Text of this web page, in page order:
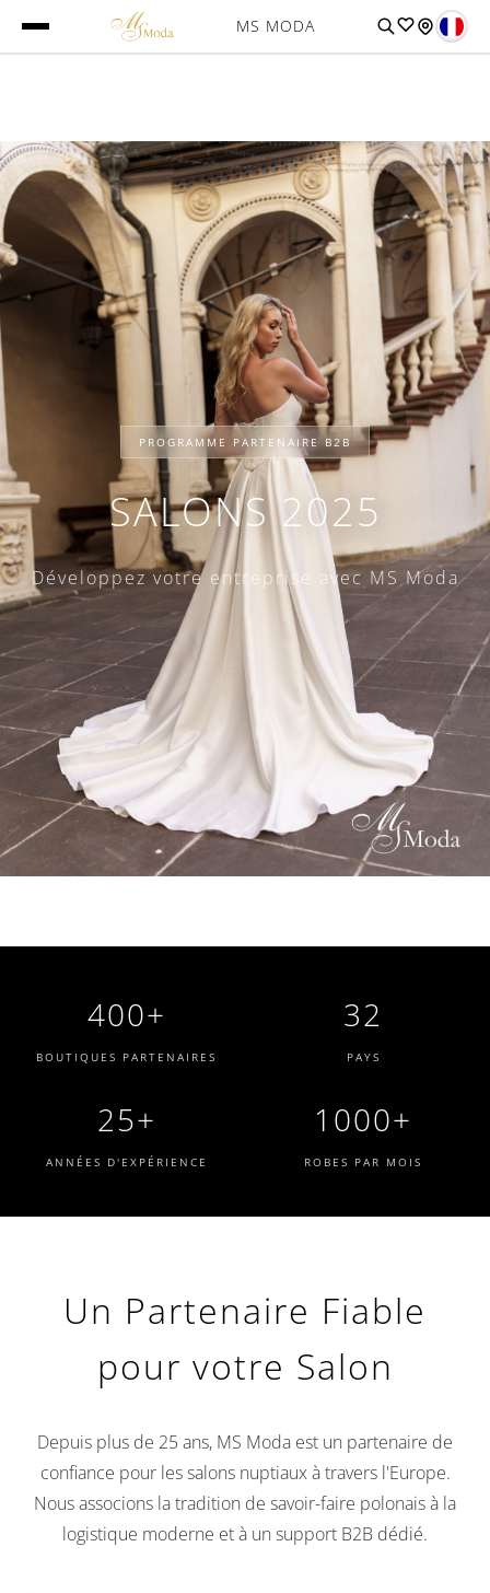
MS MODA
PROGRAMME PARTENAIRE B2B
SALONS 2025
Développez votre entreprise avec MS Moda
400+
BOUTIQUES PARTENAIRES
32
PAYS
25+
ANNÉES D'EXPÉRIENCE
1000+
ROBES PAR MOIS
Un Partenaire Fiable
pour votre Salon
Depuis plus de 25 ans, MS Moda est un partenaire de
confiance pour les salons nuptiaux à travers l'Europe.
Nous associons la tradition de savoir-faire polonais à la
logistique moderne et à un support B2B dédié.